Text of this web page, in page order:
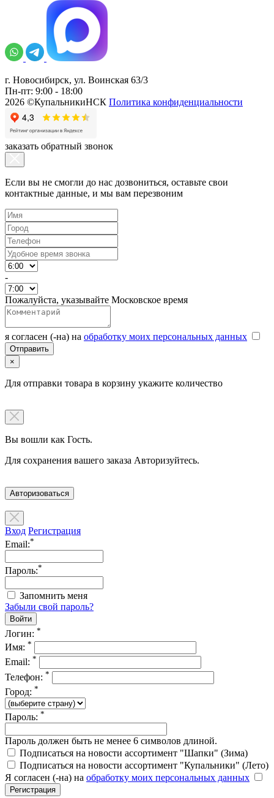
г. Новосибирск, ул. Воинская 63/3
Пн-пт: 9:00 - 18:00
2026 ©КупальникиНСК Политика конфиденциальности
заказать обратный звонок
Если вы не смогли до нас дозвониться, оставьте свои
контактные данные, и мы вам перезвоним
-
Пожалуйста, указывайте Московское время
я согласен (-на) на обработку моих персональных данных
×
Для отправки товара в корзину укажите количество
Вы вошли как Гость.
Для сохранения вашего заказа Авторизуйтесь.
Авторизоваться
Вход Регистрация
Email:*
Пароль:*
Запомнить меня
Забыли свой пароль?
Логин: *
Имя: *
Email: *
Телефон: *
Город: *
Пароль: *
Пароль должен быть не менее 6 символов длиной.
Подписаться на новости ассортимент "Шапки" (Зима)
Подписаться на новости ассортимент "Купальники" (Лето)
Я согласен (-на) на обработку моих персональных данных